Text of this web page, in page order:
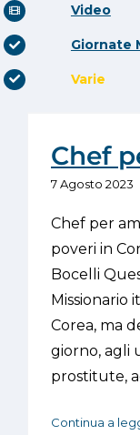
Video
Giornate
Varie
Chef
7 Agosto 2023
Chef per
poveri in
Bocelli
Missionario
Corea, ma
giorno, agli
prostitute,
Continua a